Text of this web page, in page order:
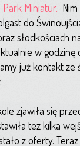
Park Miniatur.
do
słodkościach
w godzinę
już kontakt ze
zjawiła się
tez kilka
z oferty.